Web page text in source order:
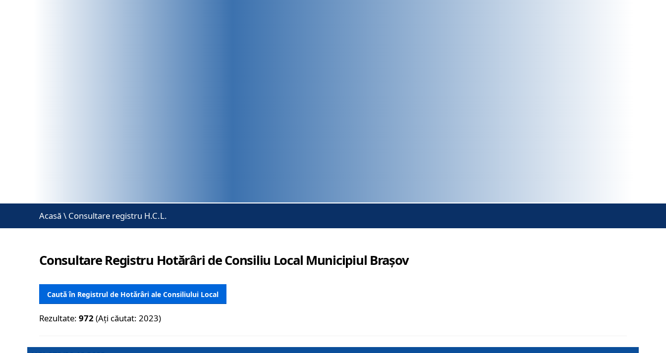
Acasă \ Consultare registru H.C.L.
Consultare Registru Hotărâri de Consiliu Local Municipiul Brașov
Caută în Registrul de Hotărâri ale Consiliului Local
Rezultate:972 (Ați căutat: 2023)